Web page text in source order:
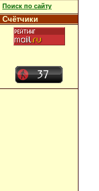
Поиск по сайту
Счётчики